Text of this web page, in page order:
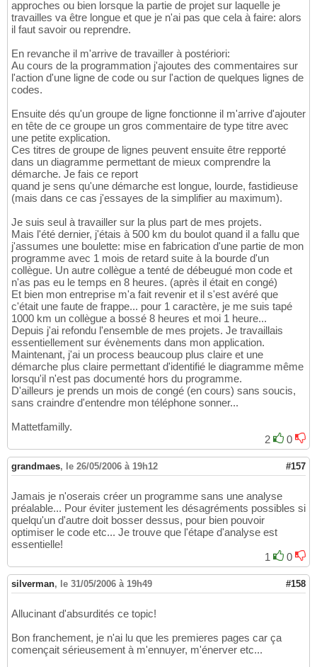
approches ou bien lorsque la partie de projet sur laquelle je
travailles va être longue et que je n'ai pas que cela à faire: alors
il faut savoir ou reprendre.
En revanche il m'arrive de travailler à postériori:
Au cours de la programmation j'ajoutes des commentaires sur
l'action d'une ligne de code ou sur l'action de quelques lignes de
codes.
Ensuite dés qu'un groupe de ligne fonctionne il m'arrive d'ajouter
en tête de ce groupe un gros commentaire de type titre avec
une petite explication.
Ces titres de groupe de lignes peuvent ensuite être repporté
dans un diagramme permettant de mieux comprendre la
démarche. Je fais ce report
quand je sens qu'une démarche est longue, lourde, fastidieuse
(mais dans ce cas j'essayes de la simplifier au maximum).
Je suis seul à travailler sur la plus part de mes projets.
Mais l'été dernier, j'étais à 500 km du boulot quand il a fallu que
j'assumes une boulette: mise en fabrication d'une partie de mon
programme avec 1 mois de retard suite à la bourde d'un
collègue. Un autre collègue a tenté de débeugué mon code et
n'as pas eu le temps en 8 heures. (après il était en congé)
Et bien mon entreprise m'a fait revenir et il s'est avéré que
c'était une faute de frappe... pour 1 caractère, je me suis tapé
1000 km un collègue a bossé 8 heures et moi 1 heure...
Depuis j'ai refondu l'ensemble de mes projets. Je travaillais
essentiellement sur évènements dans mon application.
Maintenant, j'ai un process beaucoup plus claire et une
démarche plus claire permettant d'identifié le diagramme même
lorsqu'il n'est pas documenté hors du programme.
D'ailleurs je prends un mois de congé (en cours) sans soucis,
sans craindre d'entendre mon téléphone sonner...
Mattetfamilly.
2
0
grandmaes, le 26/05/2006 à 19h12 #157
Jamais je n'oserais créer un programme sans une analyse
préalable... Pour éviter justement les désagréments possibles si
quelqu'un d'autre doit bosser dessus, pour bien pouvoir
optimiser le code etc... Je trouve que l'étape d'analyse est
essentielle!
1
0
silverman, le 31/05/2006 à 19h49 #158
Allucinant d'absurdités ce topic!
Bon franchement, je n'ai lu que les premieres pages car ça
començait sérieusement à m'ennuyer, m'énerver etc...